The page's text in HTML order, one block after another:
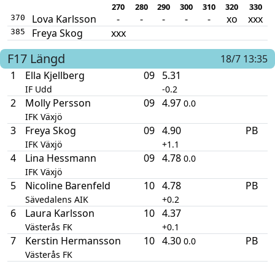
270 280 290 300 310 320 330
370 Lova Karlsson - - - - - xo xxx
385 Freya Skog xxx
F17 Längd
18/7 13:35
1
Ella Kjellberg
IF Udd
09 5.31
-0.2
2 Molly Persson
IFK Växjö
09 4.97 0.0
3 Freya Skog
IFK Växjö
09 4.90
+1.1
PB
4 Lina Hessmann
IFK Växjö
09 4.78 0.0
5 Nicoline Barenfeld
Sävedalens AIK
10 4.78
+0.2
PB
6 Laura Karlsson
Västerås FK
10 4.37
+0.1
7 Kerstin Hermansson
Västerås FK
10 4.30 0.0 PB